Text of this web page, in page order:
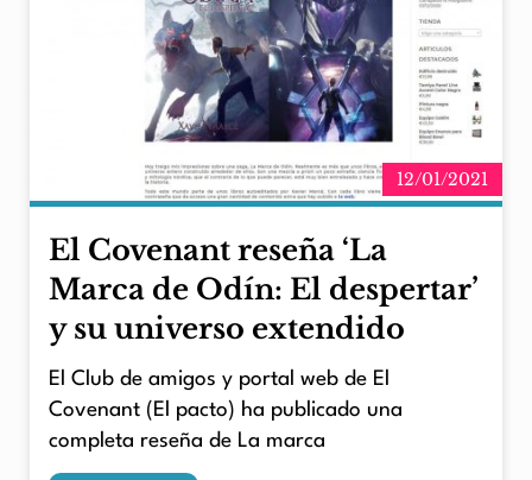
12/01/2021
El Covenant reseña ‘La
Marca de Odín: El despertar’
y su universo extendido
El Club de amigos y portal web de El
Covenant (El pacto) ha publicado una
completa reseña de La marca